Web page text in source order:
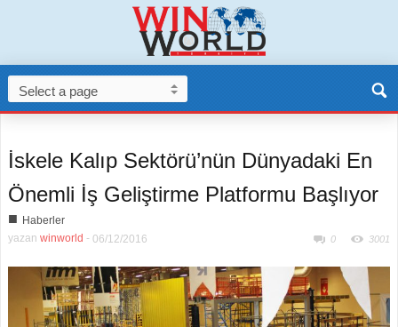
İskele Kalıp Sektörü’nün Dünyadaki En
Önemli İş Geliştirme Platformu Başlıyor
■ Haberler
yazan winworld - 06/12/2016 0 3001